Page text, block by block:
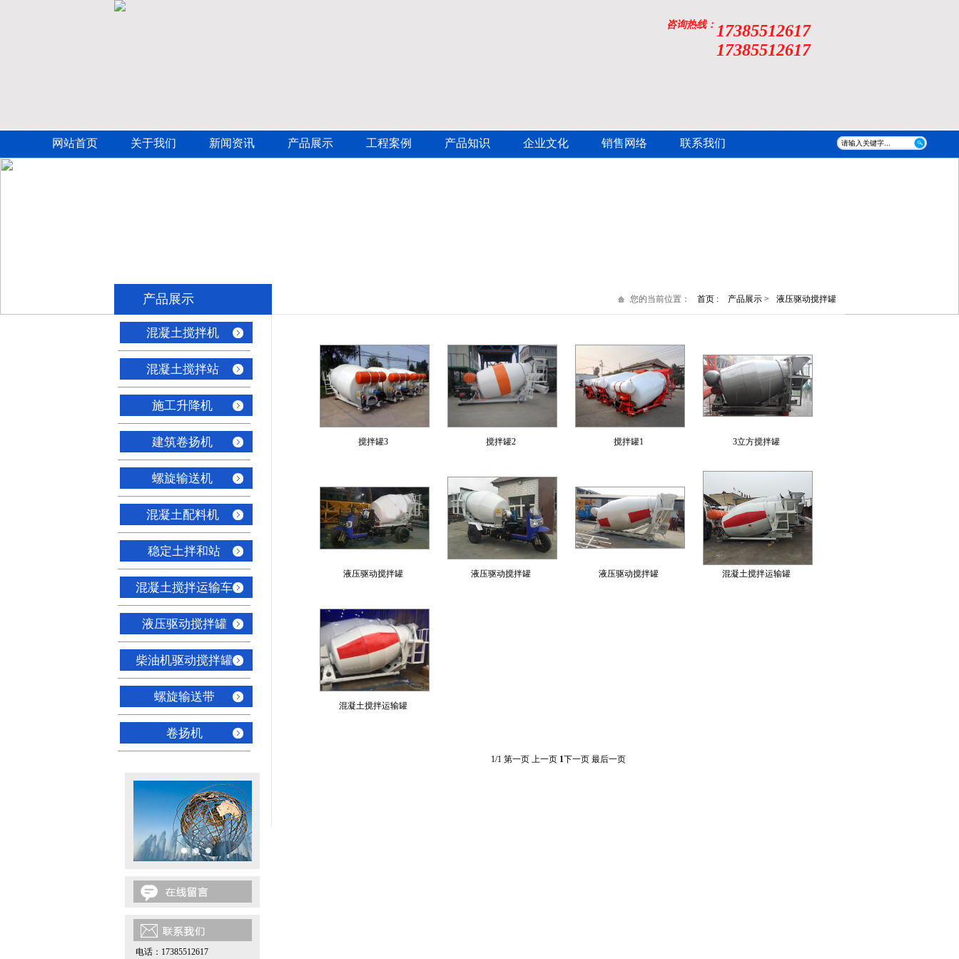
咨询热线： 17385512617
17385512617
网站首页 关于我们 新闻资讯 产品展示 工程案例 产品知识 企业文化 销售网络 联系我们
产品展示 您的当前位置： 首页 : 产品展示 > 液压驱动搅拌罐
混凝土搅拌机
混凝土搅拌站
施工升降机
建筑卷扬机
螺旋输送机
混凝土配料机
稳定土拌和站
混凝土搅拌运输车
液压驱动搅拌罐
柴油机驱动搅拌罐
螺旋输送带
卷扬机
电话：17385512617
搅拌罐3 搅拌罐2 搅拌罐1 3立方搅拌罐
液压驱动搅拌罐 液压驱动搅拌罐 液压驱动搅拌罐 混凝土搅拌运输罐
混凝土搅拌运输罐
1/1第一页 上一页 1下一页 最后一页